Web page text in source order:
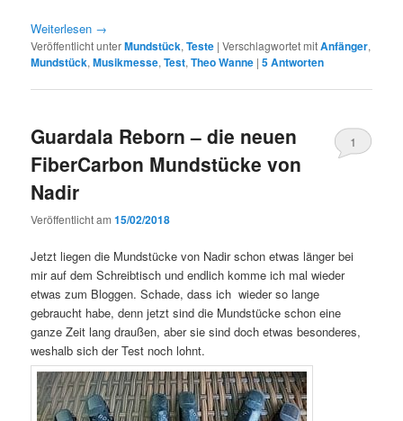
Weiterlesen →
Veröffentlicht unterMundstück,Teste |Verschlagwortet mitAnfänger,
Mundstück,Musikmesse,Test,Theo Wanne |5Antworten
Guardala Reborn – die neuen
FiberCarbon Mundstücke von
Nadir
Veröffentlicht am15/02/2018
1
Jetzt liegen die Mundstücke von Nadir schon etwas länger bei
mir auf dem Schreibtisch und endlich komme ich mal wieder
etwas zum Bloggen. Schade, dass ich wieder so lange
gebraucht habe, denn jetzt sind die Mundstücke schon eine
ganze Zeit lang draußen, aber sie sind doch etwas besonderes,
weshalb sich der Test noch lohnt.